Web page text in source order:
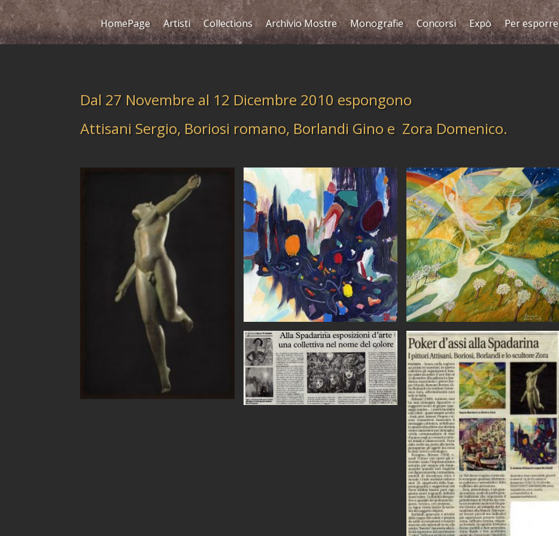
HomePage Artisti Collections Archivio Mostre Monografie Concorsi Expò Per esporre
Dal 27 Novembre al 12 Dicembre 2010 espongono
Attisani Sergio, Boriosi romano, Borlandi Gino e Zora Domenico.